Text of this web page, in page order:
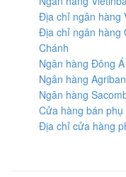
Địa chỉ ngân hàng
Địa chỉ ngân hàng
Chánh
Ngân hàng Đông
Ngân hàng
Ngân hàng
Cửa hàng bán
Địa chỉ cửa hàng